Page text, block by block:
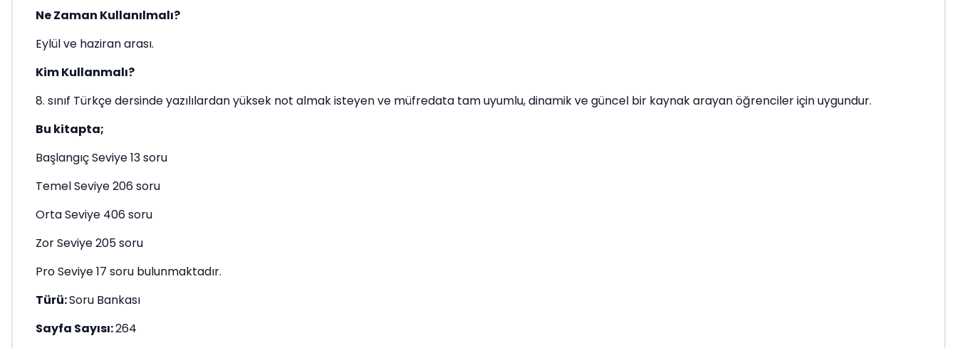
Ne Zaman Kullanılmalı?
Eylül ve haziran arası.
Kim Kullanmalı?
8. sınıf Türkçe dersinde yazılılardan yüksek not almak isteyen ve müfredata tam uyumlu, dinamik ve güncel bir kaynak arayan öğrenciler için uygundur.
Bu kitapta;
Başlangıç Seviye 13 soru
Temel Seviye 206 soru
Orta Seviye 406 soru
Zor Seviye 205 soru
Pro Seviye 17 soru bulunmaktadır.
Türü:Soru Bankası
Sayfa Sayısı:264